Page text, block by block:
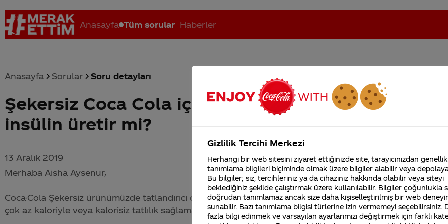
Anasayfa Tüm sorular Haberler
Coca-Cola nerenin malı? Coca cola İsrail malı mı Yani ... Coca-Cola'nın Filistin'de fabr... Coca-Cola’yı kim buldu?
Anasayfa Sorular Soru detayları
Şekersiz Coca Cola içildiğinde pankreas yine de
insülin üretir mi?
13 Aralık 2019
Merhaba Aisha Aysenur,
Coca-Cola Şekersiz ürünümüzde tatlandırıcı olarak sukraloz ve asesülfam K bulunmaktadır ve bu
çok az kaloriyle veya kalorisiz tatlılık sağlamaktadır.
Coca-Cola Şirketi
merak ettikleriniz.
Fabrikalarımız,
sertifikalarımız, faaliyet
gösterdiğimiz ülkeler,
tarihçemiz ve daha
Gizlilik Tercihi Merkezi
Herhangi bir web sitesini ziyaret ettiğinizde site, tarayıcınızdan
tanımlama bilgileri biçiminde olmak üzere bilgiler alabilir veya
Bu bilgiler; siz, tercihleriniz ya da cihazınız hakkında olabilir veya siteyi
beklediğiniz şekilde çalıştırmak üzere kullanılabilir. Bilgiler çoğunlukla
doğrudan tanımlamaz ancak size daha kişiselleştirilmiş bir web
sunabilir. Bazı tanımlama bilgisi türlerine izin vermemeyi seçebilirsiniz.
fazla bilgi edinmek ve varsayılan ayarlarımızı değiştirmek için farklı